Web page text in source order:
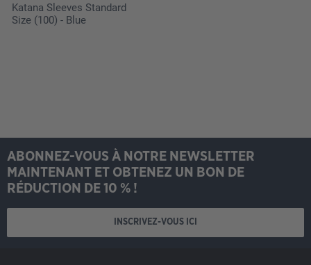
Katana Sleeves Standard
Size (100) - Blue
ABONNEZ-VOUS À NOTRE NEWSLETTER
MAINTENANT ET OBTENEZ UN BON DE
RÉDUCTION DE 10 % !
INSCRIVEZ-VOUS ICI